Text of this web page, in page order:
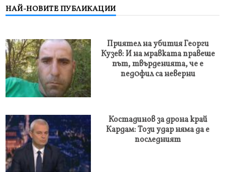
НАЙ-НОВИТЕ ПУБЛИКАЦИИ
Приятел на убития Георги
Кузев: И на мравката правеше
път, твърденията, че е
пед0фил са неверни
Костадинов за дрона край
Кардам: Този удар няма да е
последният